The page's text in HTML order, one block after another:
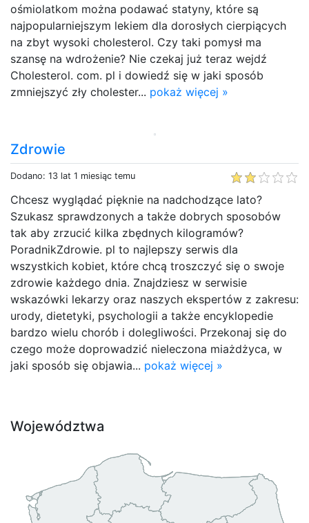
ośmiolatkom można podawać statyny, które są
najpopularniejszym lekiem dla dorosłych cierpiących
na zbyt wysoki cholesterol. Czy taki pomysł ma
szansę na wdrożenie? Nie czekaj już teraz wejdź
Cholesterol. com. pl i dowiedź się w jaki sposób
zmniejszyć zły cholester... pokaż więcej »
Zdrowie
Dodano: 13 lat 1 miesiąc temu
Chcesz wyglądać pięknie na nadchodzące lato?
Szukasz sprawdzonych a także dobrych sposobów
tak aby zrzucić kilka zbędnych kilogramów?
PoradnikZdrowie. pl to najlepszy serwis dla
wszystkich kobiet, które chcą troszczyć się o swoje
zdrowie każdego dnia. Znajdziesz w serwisie
wskazówki lekarzy oraz naszych ekspertów z zakresu:
urody, dietetyki, psychologii a także encyklopedie
bardzo wielu chorób i dolegliwości. Przekonaj się do
czego może doprowadzić nieleczona miażdżyca, w
jaki sposób się objawia... pokaż więcej »
Województwa